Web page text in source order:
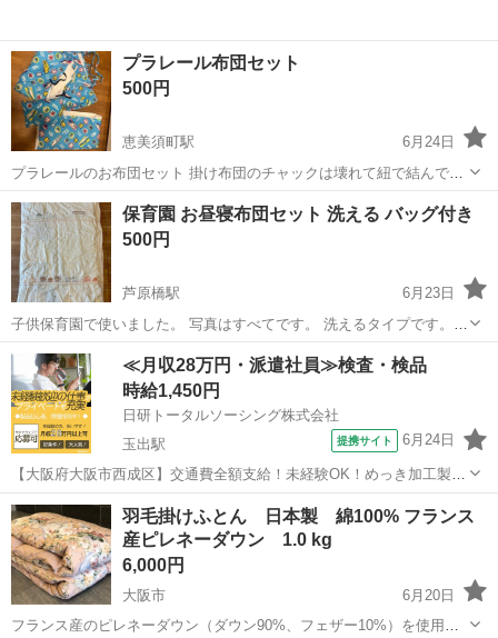
プラレール布団セット
500円
恵美須町駅
6月24日
プラレールのお布団セット 掛け布団のチャックは壊れて紐で結んでい
ます。 中古品です。名前の部分は消してます。
大阪 大阪市 恵美須町駅 寝具
保育園 お昼寝布団セット 洗える バッグ付き
500円
芦原橋駅
6月23日
子供保育園で使いました。 写真はすべてです。 洗えるタイプです。
敷き布団にシミがあります。 中古品のため、状態をご理解・ご了承い
ただける方のみご購入をお願いいたします。
大阪 大阪市 芦原橋駅 寝具
≪月収28万円・派遣社員≫検査・検品
時給1,450円
日研トータルソーシング株式会社
玉出駅
提携サイト 6月24日
【大阪府大阪市西成区】交通費全額支給！未経験OK！めっき加工製品
の出荷前処理・検査《お仕事No.8A785-JS》 お仕事について 各種めっ
き加工製品の出荷前処理、検査業務です。 ※業務の変更、就業場所の
変更の範囲、契約...
大阪 大阪市 玉出駅
羽毛掛けふとん 日本製 綿100% フランス
産ピレネーダウン 1.0 kg
6,000円
大阪市
6月20日
フランス産のピレネーダウン（ダウン90%、フェザー10%）を使用し